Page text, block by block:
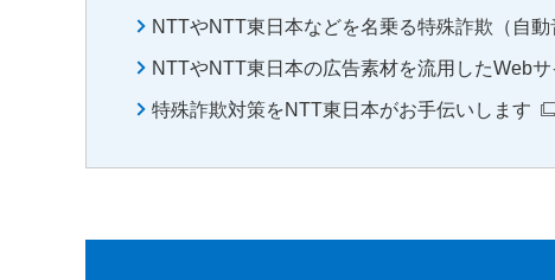
NTTやNTT東日本などを名乗る特殊詐欺（自
NTTやNTT東日本の広告素材を流用したWeb
特殊詐欺対策をNTT東日本がお手伝いします